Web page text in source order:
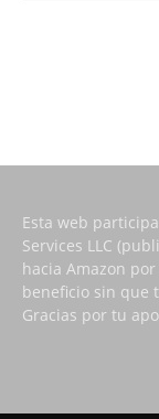
Esta web
Services LLC
hacia Amazon
beneficio sin que
Gracias por tu